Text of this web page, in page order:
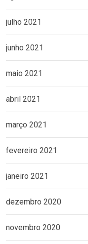
julho 2021
junho 2021
maio 2021
abril 2021
março 2021
fevereiro 2021
janeiro 2021
dezembro 2020
novembro 2020